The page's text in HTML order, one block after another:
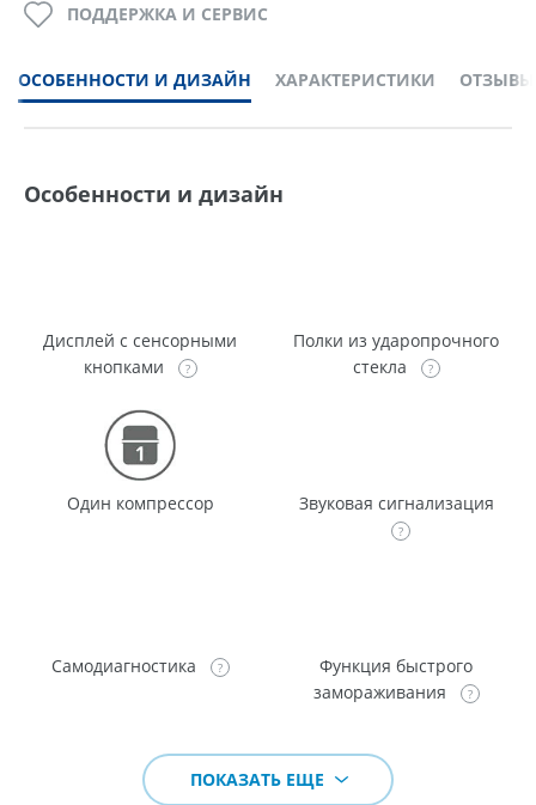
ОСОБЕННОСТИ И ДИЗАЙН ХАРАКТЕРИСТИКИ ОТЗЫВЫ
ПОДДЕРЖКА И СЕРВИС
Особенности и дизайн
Дисплей с сенсорными
кнопками
Полки из ударопрочного
стекла
Один компрессор Звуковая сигнализация
Самодиагностика
Функция быстрого
замораживания
ПОКАЗАТЬ ЕЩЕ